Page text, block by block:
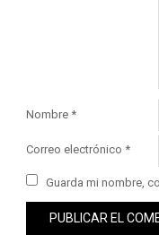
Nombre *
Correo electrónico *
Guarda mi nombre,